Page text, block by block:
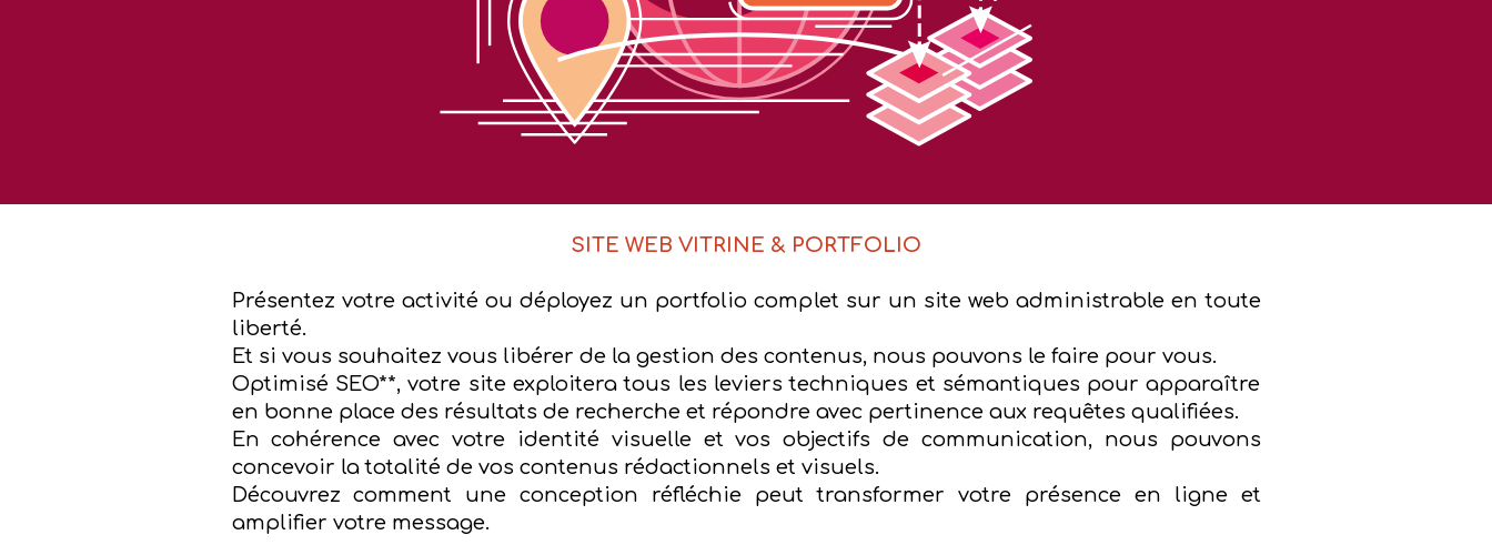
SITE WEB VITRINE & PORTFOLIO
Présentez votre activité ou déployez un portfolio complet sur un site web administrable en toute
liberté.
Et si vous souhaitez vous libérer de la gestion des contenus, nous pouvons le faire pour vous.
Optimisé SEO**, votre site exploitera tous les leviers techniques et sémantiques pour apparaître
en bonne place des résultats de recherche et répondre avec pertinence aux requêtes qualifiées.
En cohérence avec votre identité visuelle et vos objectifs de communication, nous pouvons
concevoir la totalité de vos contenus rédactionnels et visuels.
Découvrez comment une conception réfléchie peut transformer votre présence en ligne et
amplifier votre message.